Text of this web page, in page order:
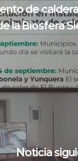
de
la Biosfera
Noticia